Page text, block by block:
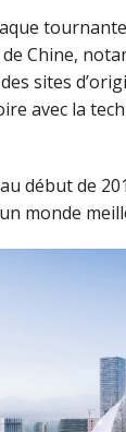
Chine,
sites
avec la
début de
monde